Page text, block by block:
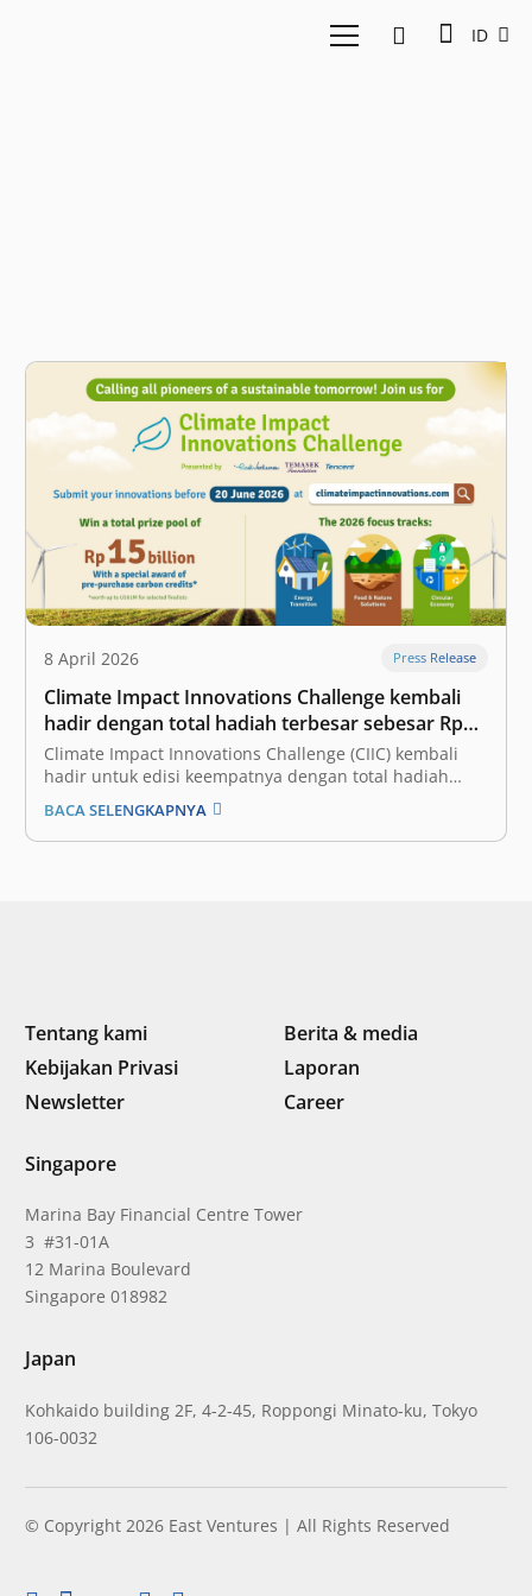
ID
8 April 2026 Press Release
Climate Impact Innovations Challenge kembali
hadir dengan total hadiah terbesar sebesar Rp15
miliar dan mitra baru
Climate Impact Innovations Challenge (CIIC) kembali
hadir untuk edisi keempatnya dengan total hadiah
yang ditingkatkan menjadi Rp15 miliar – naik Rp5
miliar. Dihadirkan oleh East Ventures, perusahaan
venture capital (VC) terkemuka yang telah mendukung
BACA SELENGKAPNYA
Tentang kami
Berita & media
Kebijakan Privasi
Laporan
Newsletter
Career
Singapore
Marina Bay Financial Centre Tower
3 #31-01A
12 Marina Boulevard
Singapore 018982
Japan
Kohkaido building 2F, 4-2-45, Roppongi Minato-ku, Tokyo
106-0032
© Copyright 2026 East Ventures | All Rights Reserved